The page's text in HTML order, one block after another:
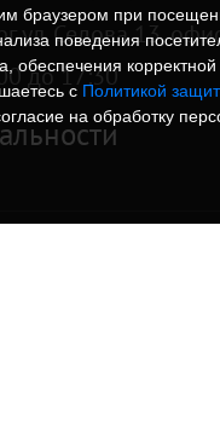
ул. Седова 13,
до 17:30
браузером при
поведения
обеспечения
с Политикой
на обработку